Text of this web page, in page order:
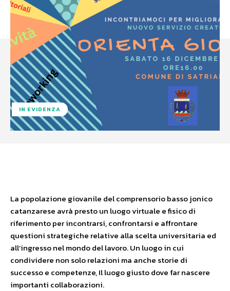
IN EVIDENZA
La popolazione giovanile del comprensorio basso jonico
catanzarese avrà presto un luogo virtuale e fisico di
riferimento per incontrarsi, confrontarsi e affrontare
questioni strategiche relative alla scelta universitaria ed
all’ingresso nel mondo del lavoro. Un luogo in cui
condividere non solo relazioni ma anche storie di
successo e competenze, Il luogo giusto dove far nascere
importanti collaborazioni.